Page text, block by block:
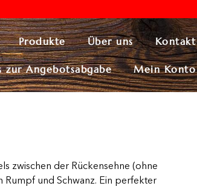
Produkte Über uns Kontakt
zur Angebotsabgabe Mein Konto
zwischen der Rückensehne (ohne
Rumpf und Schwanz. Ein perfekter